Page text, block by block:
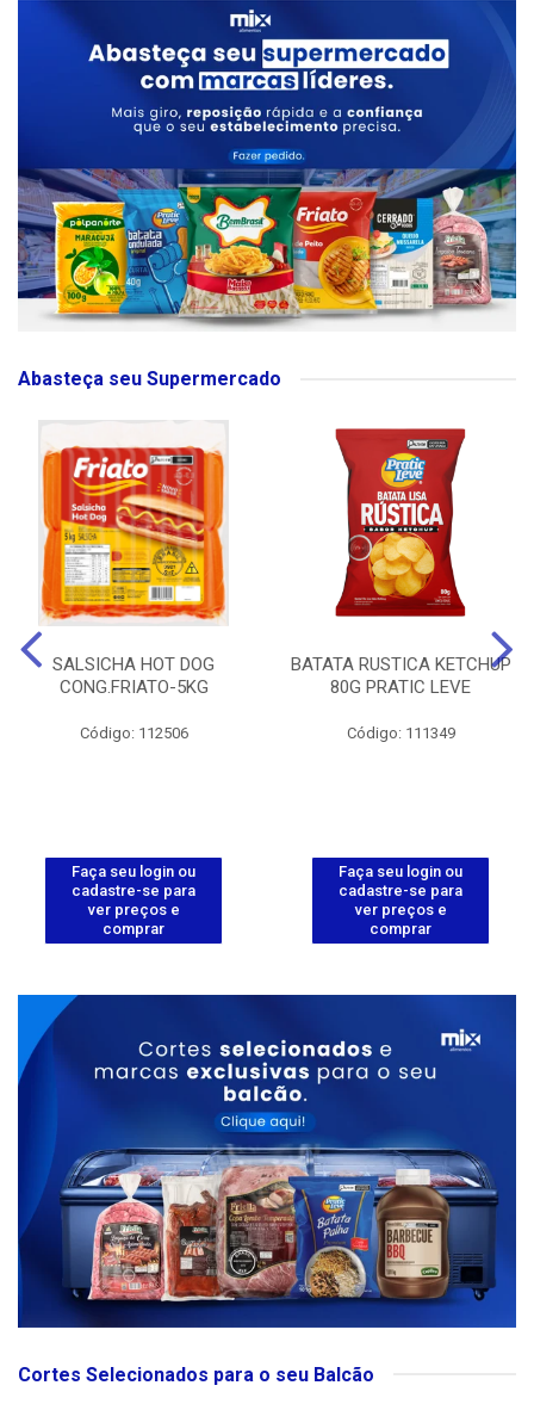
Abasteça seu Supermercado
SALSICHA HOT DOG
CONG.FRIATO-5KG
Código: 112506
Faça seu login ou
cadastre-se para
ver preços e
comprar
BATATA RUSTICA KETCHUP
80G PRATIC LEVE
Código: 111349
Faça seu login ou
cadastre-se para
ver preços e
comprar
Cortes Selecionados para o seu Balcão